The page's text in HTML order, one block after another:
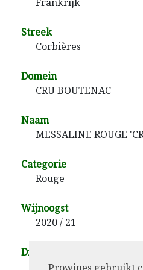
Streek
Corbières
Domein
CRU BOUTENAC
Naam
MESSALINE ROUGE
Categorie
Rouge
Wijnoogst
2020 / 21
Druif
Syrah – Grenache –